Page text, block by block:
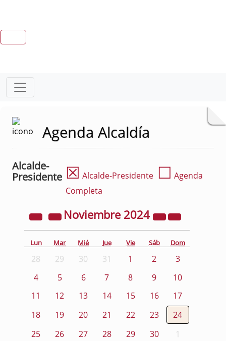
Agenda Alcaldía
Alcalde-
Presidente ☒ Alcalde-Presidente ☐ Agenda
Completa
Noviembre 2024
Lun Mar Mié Jue Vie Sáb Dom
28 29 30 31 1 2
3
4
5 6 7 8 9
10
11
12 13 14 15 16
17
18
19 20 21 22 23
24
25
26 27 28 29 30 1